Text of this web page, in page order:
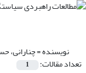
نویسنده =چنارانی،
تعداد مقالات: 1